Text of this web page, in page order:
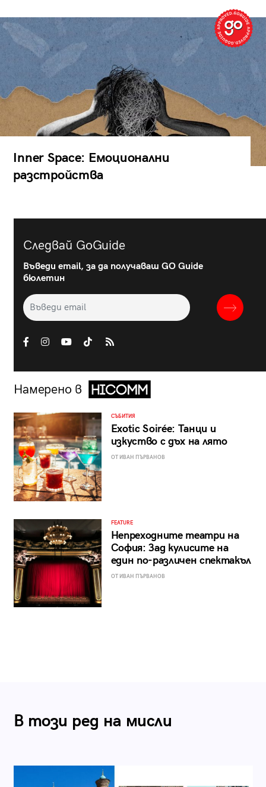
Inner Space: Емоционални
разстройства
Следвай GoGuide
Въведи email, за да получаваш GO Guide
бюлетин
Намерено в
СЪБИТИЯ
Exotic Soirée: Танци и
изкуство с дъх на лято
ОТ ИВАН ПЪРВАНОВ
FEATURE
Непреходните театри на
София: Зад кулисите на
един по-различен спектакъл
ОТ ИВАН ПЪРВАНОВ
В този ред на мисли